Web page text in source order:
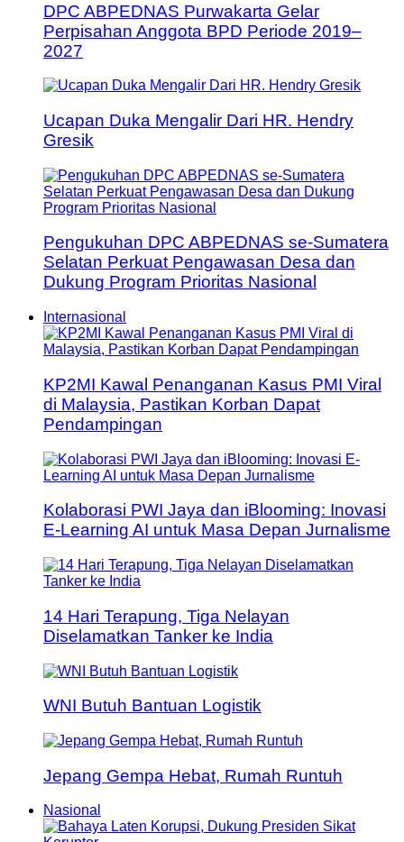
DPC ABPEDNAS Purwakarta Gelar
Perpisahan Anggota BPD Periode 2019–
2027
Ucapan Duka Mengalir Dari HR. Hendry
Gresik
Pengukuhan DPC ABPEDNAS se-Sumatera
Selatan Perkuat Pengawasan Desa dan
Dukung Program Prioritas Nasional
Internasional
KP2MI Kawal Penanganan Kasus PMI Viral
di Malaysia, Pastikan Korban Dapat
Pendampingan
Kolaborasi PWI Jaya dan iBlooming: Inovasi
E-Learning AI untuk Masa Depan Jurnalisme
14 Hari Terapung, Tiga Nelayan
Diselamatkan Tanker ke India
WNI Butuh Bantuan Logistik
Jepang Gempa Hebat, Rumah Runtuh
Nasional